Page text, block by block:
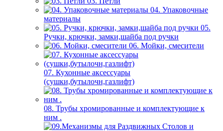
04. Упаковочные
материалы
05.
Ручки, крючки, замки,шайба под ручки
06. Мойки, смесители
07. Кухонные аксессуары
(сушки,бутылочн,газлифт)
08. Трубы хромированные и комплектующие к
ним .